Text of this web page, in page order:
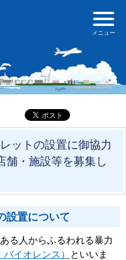
ットの設置に御協力
舗・施設等を募集し
設置について
る人からふるわれる暴力
イオレンス）
といいま